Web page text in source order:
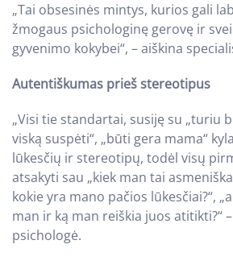
„Tai obsesinės mintys, kurios gali
žmogaus psichologinę gerovę ir
gyvenimo kokybei“, – aiškina
Autentiškumas prieš stereotipus
„Visi tie standartai, susiję su „turiu
viską suspėti“, „būti gera mama“
lūkesčių ir stereotipų, todėl visų
atsakyti sau „kiek man tai
kokie yra mano pačios lūkesčiai?“,
man ir ką man reiškia juos atitikti?“
psichologė.